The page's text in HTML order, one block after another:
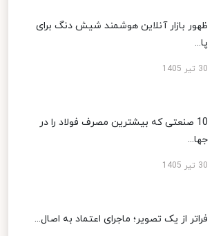
ظهور بازار آنلاین هوشمند شیش دنگ برای
پا...
30 تیر 1405
10 صنعتی که بیشترین مصرف فولاد را در
جها...
30 تیر 1405
فراتر از یک تصویر؛ ماجرای اعتماد به اصال...